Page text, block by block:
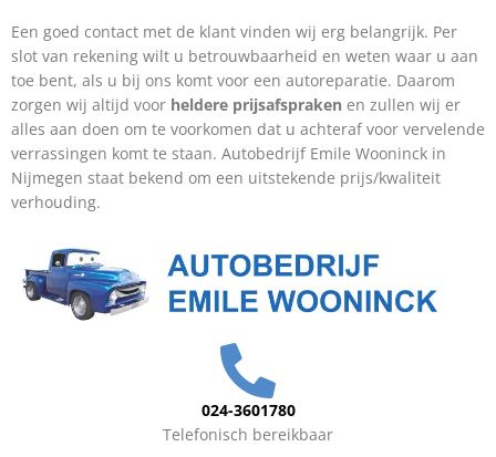
Een goed contact met de klant vinden wij erg belangrijk. Per
slot van rekening wilt u betrouwbaarheid en weten waar u aan
toe bent, als u bij ons komt voor een autoreparatie. Daarom
zorgen wij altijd voor heldere prijsafspraken en zullen wij er
alles aan doen om te voorkomen dat u achteraf voor vervelende
verrassingen komt te staan. Autobedrijf Emile Wooninck in
Nijmegen staat bekend om een uitstekende prijs/kwaliteit
verhouding.
024-3601780
Telefonisch bereikbaar